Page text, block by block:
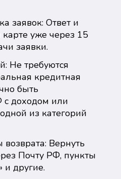
заявок: Ответ и
уже через 15
заявки.
Не требуются
кредитная
быть
доходом или
из категорий
Вернуть
Почту РФ, пункты
и другие.